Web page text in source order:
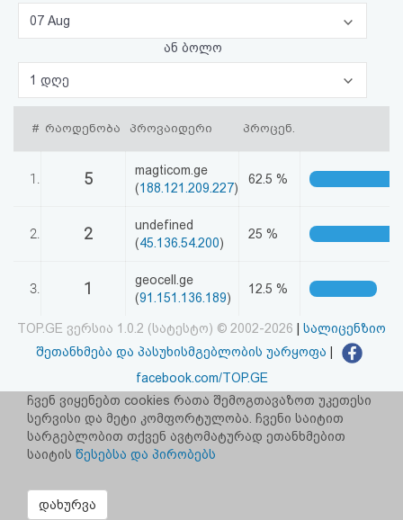
პაროლის
აღდგენა
HTML
შეთანხმება
და
პასუხისმგებლობის
უარყოფა
07 Aug
ან ბოლო
1 დღე
# რაოდენობა პროვაიდერი პროცენ.
1. 5
magticom.ge
(188.121.209.227)
62.5 %
2. 2
undefined
(45.136.54.200)
25 %
3. 1
geocell.ge
(91.151.136.189)
12.5 %
TOP.GE ვერსია 1.0.2 (სატესტო) © 2002-2026
სალიცენზიო
შეთანხმება და პასუხისმგებლობის უარყოფა
facebook.com/TOP.GE
იხილეთ TOP.GE - ის ძველი ვერსიაბმულზე
რეკლამა TOP.GE - ზე
ჩვენ ვიყენებთ cookies რათა შემოგთავაზოთ უკეთესი
სერვისი და მეტი კომფორტულობა. ჩვენი საიტით
სარგებლობით თქვენ ავტომატურად ეთანხმებით
საიტის წესებსა და პირობებს
დახურვა